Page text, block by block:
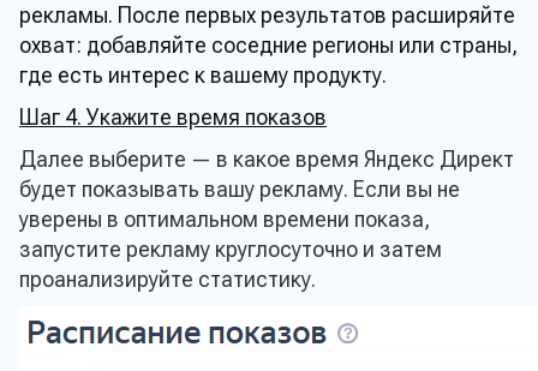
рекламы. После первых результатов расширяйте
охват: добавляйте соседние регионы или страны,
где есть интерес к вашему продукту.
Шаг 4. Укажите время показов
Далее выберите — в какое время Яндекс Директ
будет показывать вашу рекламу. Если вы не
уверены в оптимальном времени показа,
запустите рекламу круглосуточно и затем
проанализируйте статистику.